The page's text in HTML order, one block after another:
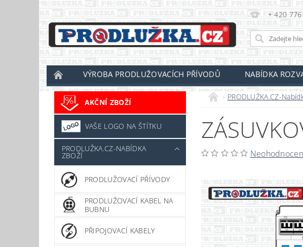
+ 420
VÝROBA PRODLUŽOVACÍCH PŘÍVODŮ NABÍDKA
AKČNÍ ZBOŽÍ
VAŠE LOGO NA ŠTÍTKU
PRODLUŽKA.CZ-NABÍDKA
ZBOŽÍ
PRODLUŽOVACÍ PŘÍVODY
PRODLUŽOVACÍ KABEL NA
BUBNU
PŘIPOJOVACÍ KABELY
PRODLUŽKA.CZ-